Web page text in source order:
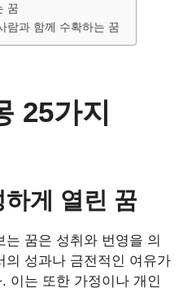
꿈
람과 함께 수확하는 꿈
25가지
게 열린 꿈
꿈은 성취와 번영을 의
의 성과나 금전적인 여유가
이는 또한 가정이나 개인